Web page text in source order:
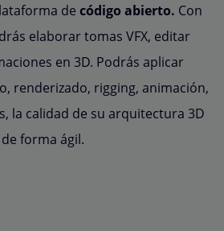
de código abierto. Con
elaborar tomas VFX, editar
en 3D. Podrás aplicar
renderizado, rigging, animación,
la calidad de su arquitectura 3D
forma ágil.